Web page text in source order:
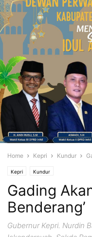
Home Kepri Kundur
Kepri Kundur
Gading
Benderang’
Gubernur Kepri. Nurdin